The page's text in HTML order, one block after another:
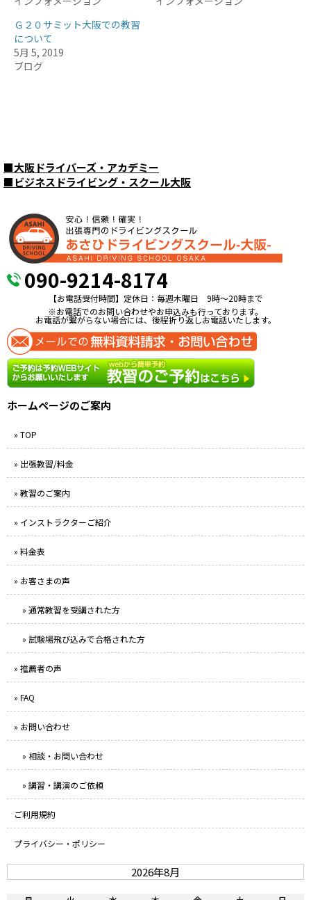
Ｇ２０サミット大阪での教習
について
5月 5, 2019
ブログ
■大阪ドライバーズ・アカデミー
■ビジネスドライビング・スクール大阪
090-9214-8174
【お電話受付時間】定休日：毎週木曜日 9時〜20時まで
※お電話でのお問い合わせやお申込みも行っております。
お電話が繋がらない場合には、後程折り返しお電話いたします。
ホームページのご案内
» TOP
» 出張教習/料金
» 教習のご案内
» インストラクターご紹介
» 料金表
» お客さまの声
» 通常教習を受講された方
» 試験場飛び込みで合格された方
» 推薦者の声
» FAQ
» お問い合わせ
» 相談・お問い合わせ
» 講習・講演のご依頼
ご利用規約
プライバシー・ポリシー
2026年8月